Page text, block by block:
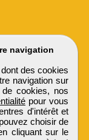
navigation
des cookies
navigation sur
cookies, nos
pour vous
d'intérêt et
choisir de
cliquant sur le